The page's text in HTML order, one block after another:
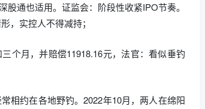
通也适用。证监会：阶段性收紧IPO节奏。
，实控人不得减持；
个月，并赔偿11918.16元，法官：看似垂钓
相约在各地野钓。2022年10月，两人在绵阳